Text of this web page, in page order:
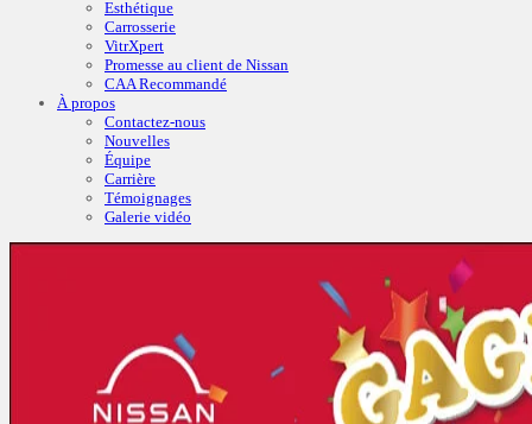
Esthétique
Carrosserie
VitrXpert
Promesse au client de Nissan
CAA Recommandé
À propos
Contactez-nous
Nouvelles
Équipe
Carrière
Témoignages
Galerie vidéo